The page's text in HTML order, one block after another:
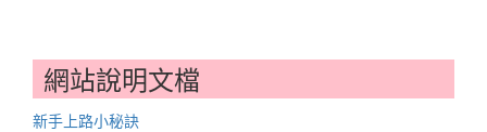
網站說明文檔
新手上路小秘訣